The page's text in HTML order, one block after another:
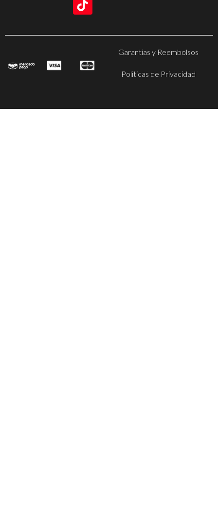
Garantias y Reembolsos
Politicas de Privacidad